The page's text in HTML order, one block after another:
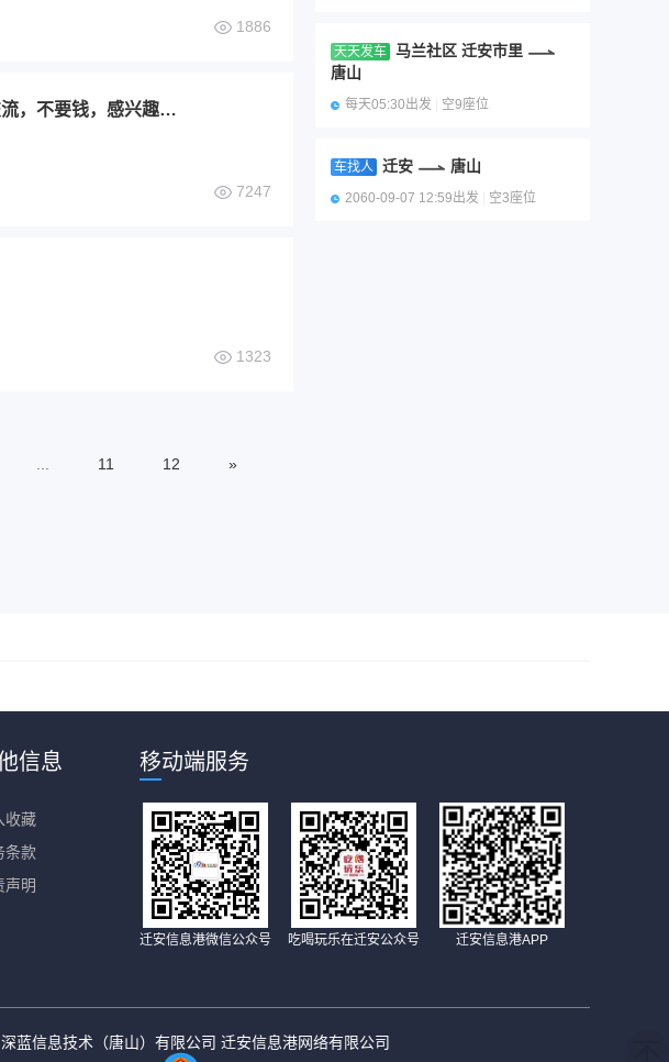
天天发车 马兰社区 迁安市里
唐山
每天05:30出发 空9座位
车找人 迁安 唐山
2060-09-07 12:59出发 空3座位
1886
建了一个微信群 ps，视频剪辑，摄影，CAD 学习交流，不要钱，感兴趣的来，技多不压身
7247
1323
11 12 »
信息
收藏
条款
声明
移动端服务
迁安信息港微信公众号 吃喝玩乐在迁安公众号 迁安信息港APP
蓝信息技术（唐山）有限公司 迁安信息港网络有限公司